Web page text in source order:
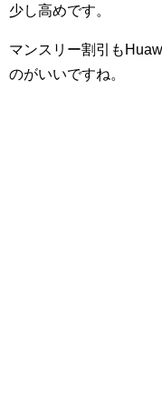
少し高めです。
マンスリー割引も
のがいいですね。